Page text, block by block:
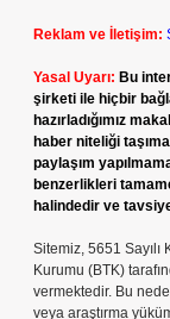
Reklam ve İletişim:
Yasal Uyarı: Bu
şirketi ile hiçbir
hazırladığımız
haber niteliği
paylaşım
benzerlikleri
halindedir ve
Sitemiz, 5651
Kurumu (BTK)
vermektedir. Bu
veya araştırma